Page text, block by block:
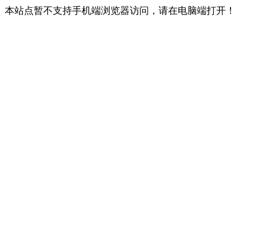
本站点暂不支持手机端浏览器访问，请在电脑端打开！